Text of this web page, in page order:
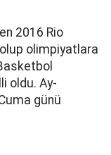
2016 Rio
olup olimpiyatlara
oldu. Ay-
günü